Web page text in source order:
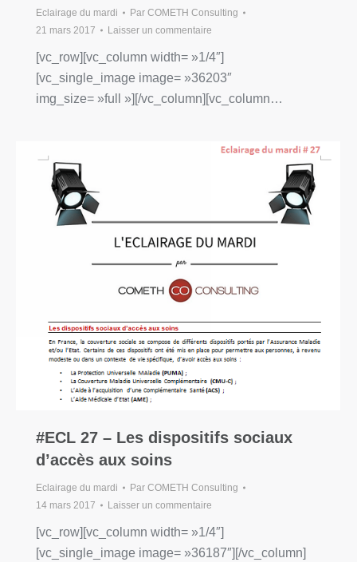
Eclairage du mardi Par COMETH Consulting
21 mars 2017
Laisser un commentaire
[vc_row][vc_column width= »1/4″]
[vc_single_image image= »36203″
img_size= »full »][/vc_column][vc_column…
#ECL 27 – Les dispositifs sociaux
d’accès aux soins
Eclairage du mardi Par COMETH Consulting
14 mars 2017
Laisser un commentaire
[vc_row][vc_column width= »1/4″]
[vc_single_image image= »36187″][/vc_column]